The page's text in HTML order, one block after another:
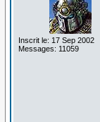
Inscrit le: 17 Sep 2002
Messages: 11059